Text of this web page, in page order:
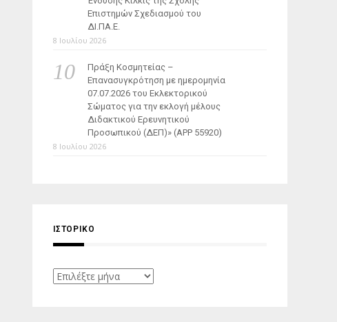
Επιστημών Σχεδιασμού του
ΔΙ.ΠΑ.Ε.
8 Ιουλίου 2026
Πράξη Κοσμητείας –
Επανασυγκρότηση με ημερομηνία
07.07.2026 του Εκλεκτορικού
Σώματος για την εκλογή μέλους
Διδακτικού Ερευνητικού
Προσωπικού (ΔΕΠ)» (APP 55920)
8 Ιουλίου 2026
ΙΣΤΟΡΙΚΌ
Ιστορικό